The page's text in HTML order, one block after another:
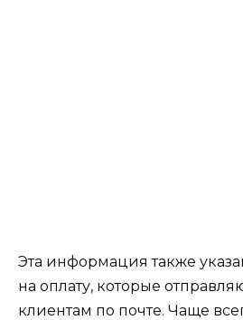
Эта информация также
на оплату, которые
клиентам по почте. Чаще